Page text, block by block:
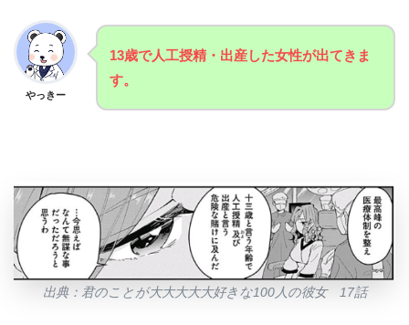
やっきー
13歳で人工授精・出産した女性が出てきま
す。
出典：君のことが大大大大大好きな100人の彼女 17話